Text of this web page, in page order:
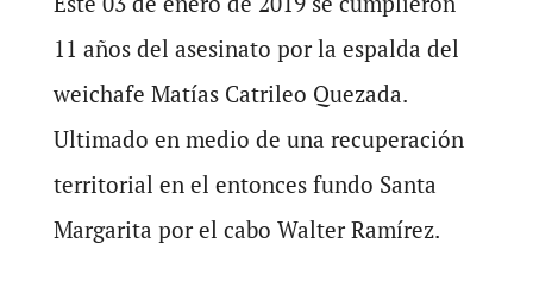
11 años del asesinato por la espalda del
weichafe Matías Catrileo Quezada.
Ultimado en medio de una recuperación
territorial en el entonces fundo Santa
Margarita por el cabo Walter Ramírez.